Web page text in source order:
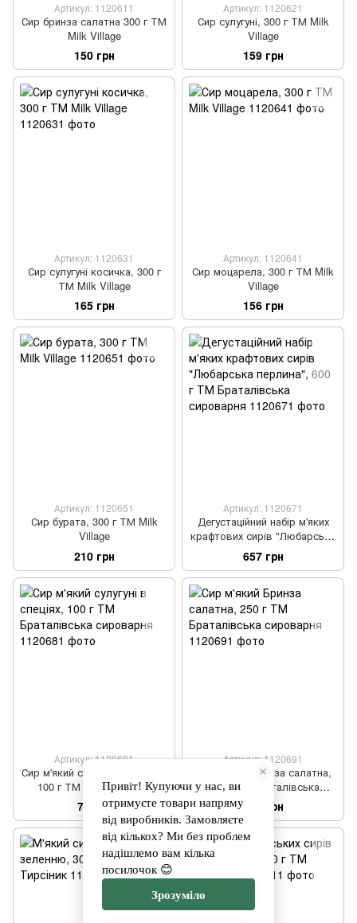
Артикул: 1120611
Сир бринза салатна 300 г ТМ
Milk Village
150 грн
Артикул: 1120621
Сир сулугуні, 300 г ТМ Milk
Village
159 грн
Артикул: 1120631
Сир сулугуні косичка, 300 г
ТМ Milk Village
165 грн
Артикул: 1120641
Сир моцарела, 300 г ТМ Milk
Village
156 грн
Артикул: 1120651
Сир бурата, 300 г ТМ Milk
Village
210 грн
Артикул: 1120671
Дегустаційний набір м'яких
крафтових сирів "Любарська
перлина", 600 г ТМ
Браталівська сироварня
657 грн
Артикул: 1120681
Сир м'який сулугуні в спеціях,
100 г ТМ Браталівська
сироварня
70 грн
Артикул: 1120691
Сир м'який Бринза салатна,
250 г ТМ Браталівська
сироварня
175 грн